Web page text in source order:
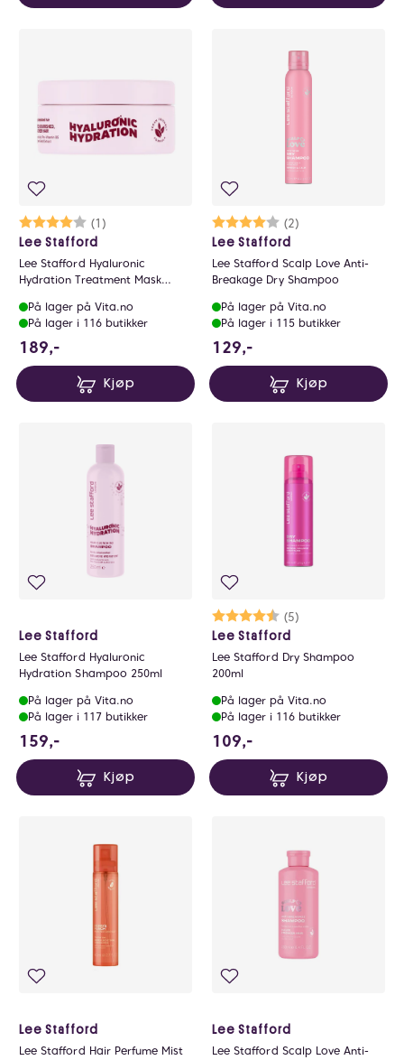
Karakter:
(1)
4.0 av 5 mulige
Lee Stafford
Lee Stafford Hyaluronic
Hydration Treatment Mask
På lager på Vita.no
På lager i 116 butikker
189,-
Kjøp
Karakter:
(2)
4.0 av 5 mulige
Lee Stafford
Lee Stafford Scalp Love Anti-
Breakage Dry Shampoo
På lager på Vita.no
På lager i 115 butikker
129,-
Kjøp
Lee Stafford
Lee Stafford Hyaluronic
Hydration Shampoo 250ml
På lager på Vita.no
På lager i 117 butikker
159,-
Kjøp
Karakter:
(5)
4.2 av 5 mulige
Lee Stafford
Lee Stafford Dry Shampoo
200ml
På lager på Vita.no
På lager i 116 butikker
109,-
Kjøp
Lee Stafford
Lee Stafford Hair Perfume Mist
Lee Stafford
Lee Stafford Scalp Love Anti-